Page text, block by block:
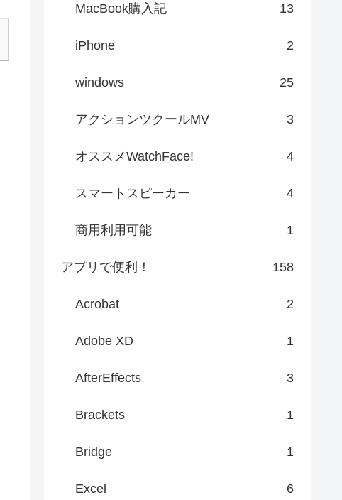
MacBook購入記 13
iPhone 2
windows 25
アクションツクールMV 3
オススメWatchFace! 4
スマートスピーカー 4
商用利用可能 1
アプリで便利！ 158
Acrobat 2
Adobe XD 1
AfterEffects 3
Brackets 1
Bridge 1
Excel 6